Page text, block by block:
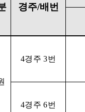
경주/배번
4경주3번
4경주6번